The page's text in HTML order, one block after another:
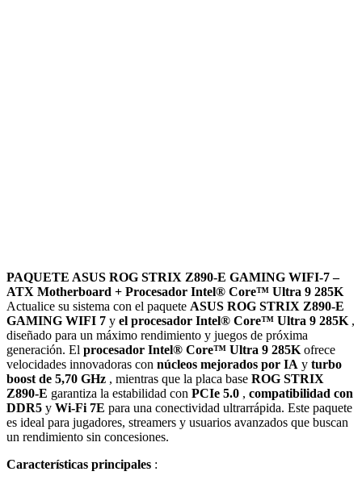
PAQUETE ASUS ROG STRIX Z890-E GAMING WIFI-7 –
ATX Motherboard + Procesador Intel® Core™ Ultra 9 285K
Actualice su sistema con el paquete ASUS ROG STRIX Z890-E
GAMING WIFI 7 y el procesador Intel® Core™ Ultra 9 285K ,
diseñado para un máximo rendimiento y juegos de próxima
generación. El procesador Intel® Core™ Ultra 9 285K ofrece
velocidades innovadoras con núcleos mejorados por IA y turbo
boost de 5,70 GHz , mientras que la placa base ROG STRIX
Z890-E garantiza la estabilidad con PCIe 5.0 , compatibilidad con
DDR5 y Wi-Fi 7E para una conectividad ultrarrápida. Este paquete
es ideal para jugadores, streamers y usuarios avanzados que buscan
un rendimiento sin concesiones.
Características principales :